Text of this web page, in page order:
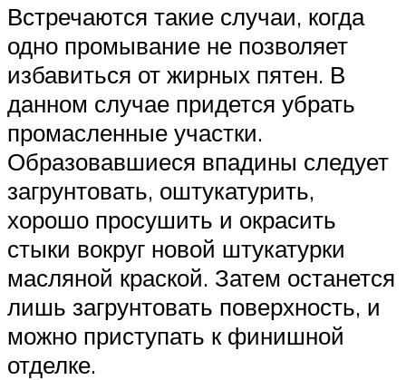
Встречаются такие случаи, когда
одно промывание не позволяет
избавиться от жирных пятен. В
данном случае придется убрать
промасленные участки.
Образовавшиеся впадины следует
загрунтовать, оштукатурить,
хорошо просушить и окрасить
стыки вокруг новой штукатурки
масляной краской. Затем останется
лишь загрунтовать поверхность, и
можно приступать к финишной
отделке.